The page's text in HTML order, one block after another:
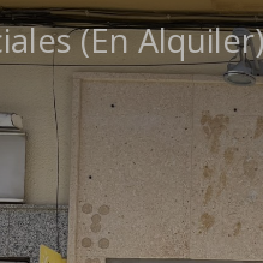
(En Alquiler)